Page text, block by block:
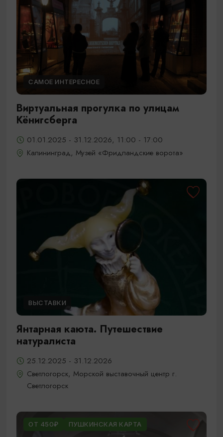
САМОЕ ИНТЕРЕСНОЕ
Виртуальная прогулка по улицам
Кёнигсберга
01.01.2025 - 31.12.2026, 11:00 - 17:00
Калининград, Музей «Фридландские ворота»
ВЫСТАВКИ
Янтарная каюта. Путешествие
натуралиста
25.12.2025 - 31.12.2026
Светлогорск, Морской выставочный центр г.
Светлогорск
ОТ 450₽ ПУШКИНСКАЯ КАРТА